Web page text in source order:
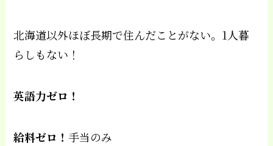
北海道以外ほぼ長期で住んだことがない。1人暮
らしもない！
英語力ゼロ！
給料ゼロ！ 手当のみ